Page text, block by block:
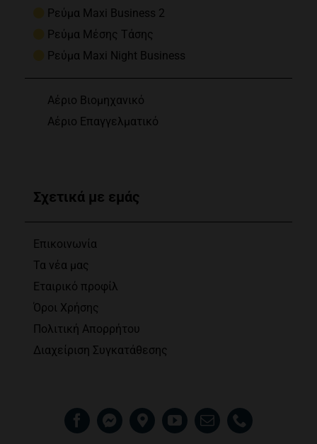
Ρεύμα Maxi Business 2
Ρεύμα Μέσης Τάσης
Ρεύμα Maxi Night Business
Αέριο Βιομηχανικό
Αέριο Επαγγελματικό
Σχετικά με εμάς
Επικοινωνία
Τα νέα μας
Εταιρικό προφίλ
Όροι Χρήσης
Πολιτική Απορρήτου
Διαχείριση Συγκατάθεσης